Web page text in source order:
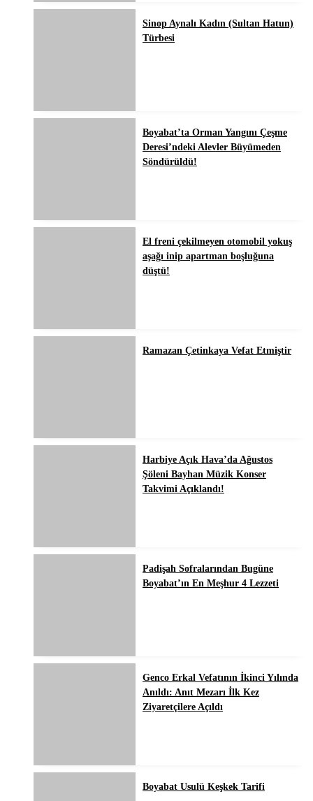
Sinop Aynalı Kadın (Sultan Hatun)
Türbesi
Boyabat’ta Orman Yangını Çeşme
Deresi’ndeki Alevler Büyümeden
Söndürüldü!
El freni çekilmeyen otomobil yokuş
aşağı inip apartman boşluğuna
düştü!
Ramazan Çetinkaya Vefat Etmiştir
Harbiye Açık Hava’da Ağustos
Şöleni Bayhan Müzik Konser
Takvimi Açıklandı!
Padişah Sofralarından Bugüne
Boyabat’ın En Meşhur 4 Lezzeti
Genco Erkal Vefatının İkinci Yılında
Anıldı: Anıt Mezarı İlk Kez
Ziyaretçilere Açıldı
Boyabat Usulü Keşkek Tarifi